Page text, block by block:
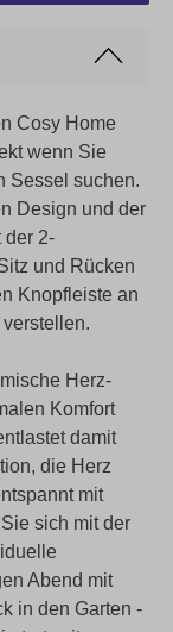
Cosy Home
wenn Sie
Sessel suchen.
Design und der
der 2-
und Rücken
Knopfleiste an
Herz-
Komfort
damit
die Herz
mit
sich mit der
Abend mit
in den Garten -